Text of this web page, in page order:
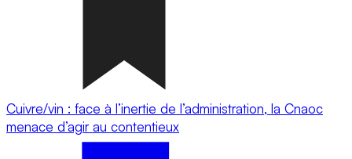
Cuivre/vin : face à l’inertie de l’administration, la Cnaoc
menace d’agir au contentieux